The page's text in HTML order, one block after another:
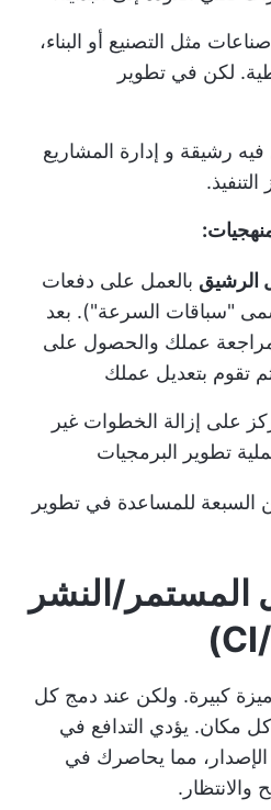
مثل التصنيع أو البناء،
لكن في تطوير
فيه رشيقة و إدارة المشاريع
الرشيق بالعمل على دفعات
"سباقات السرعة"). بعد
عملك والحصول على
تقوم بتعديل عملك
على إزالة الخطوات غير
تطوير البرمجيات
السبعة للمساعدة في تطوير
المستمر/النشر
كبيرة. ولكن عند دمج كل
مكان. يؤدي التدافع في
الإصدار، مما يحاصرك في
والانتظار.